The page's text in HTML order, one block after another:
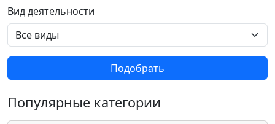
Вид деятельности
Подобрать
Популярные категории